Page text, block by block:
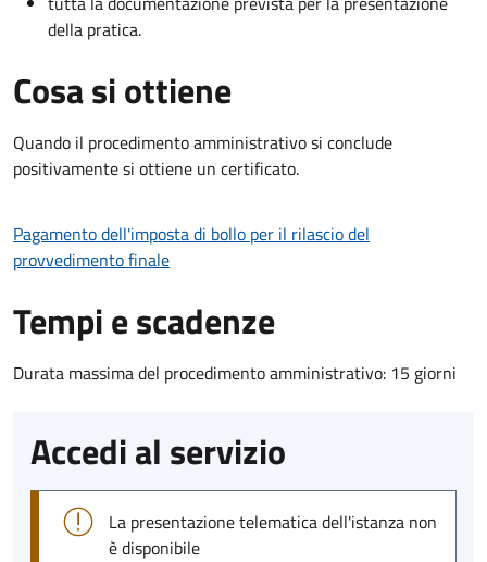
della pratica.
Cosa si ottiene
Quando il procedimento amministrativo si conclude
positivamente si ottiene un certificato.
Pagamento dell'imposta di bollo per il rilascio del
provvedimento finale
Tempi e scadenze
Durata massima del procedimento amministrativo: 15 giorni
Accedi al servizio
La presentazione telematica dell'istanza non
è disponibile